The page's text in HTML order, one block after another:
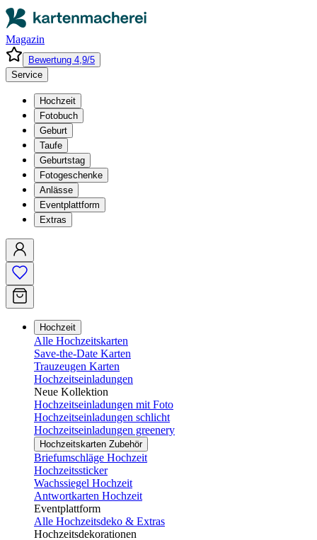
Magazin
Bewertung 4,9/5
Service
Hochzeit
Fotobuch
Geburt
Taufe
Geburtstag
Fotogeschenke
Anlässe
Eventplattform
Extras
Hochzeit
Alle Hochzeitskarten
Save-the-Date Karten
Trauzeugen Karten
Hochzeitseinladungen
Neue Kollektion
Hochzeitseinladungen mit Foto
Hochzeitseinladungen schlicht
Hochzeitseinladungen greenery
Hochzeitskarten Zubehör
Briefumschläge Hochzeit
Hochzeitssticker
Wachssiegel Hochzeit
Antwortkarten Hochzeit
Eventplattform
Alle Hochzeitsdeko & Extras
Hochzeitsdekorationen